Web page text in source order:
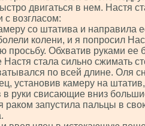
двигаться в нем. Настя
с возгласом:
со штатива и направила
колени, и я попросил
Обхватив руками ее
стала сильно сжимать
по всей длине. Оля
установив камеру на
руки свисающие вниз
раком запустила пальцы в